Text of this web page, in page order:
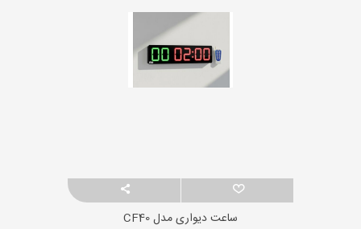
ساعت دیواری مدل CF40